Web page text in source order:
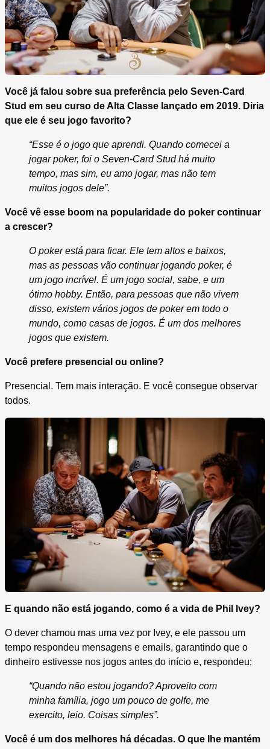
Você já falou sobre sua preferência pelo Seven-Card
Stud em seu curso de Alta Classe lançado em 2019. Diria
que ele é seu jogo favorito?
“Esse é o jogo que aprendi. Quando comecei a
jogar poker, foi o Seven-Card Stud há muito
tempo, mas sim, eu amo jogar, mas não tem
muitos jogos dele”.
Você vê esse boom na popularidade do poker continuar
a crescer?
O poker está para ficar. Ele tem altos e baixos,
mas as pessoas vão continuar jogando poker, é
um jogo incrível. É um jogo social, sabe, e um
ótimo hobby. Então, para pessoas que não vivem
disso, existem vários jogos de poker em todo o
mundo, como casas de jogos. É um dos melhores
jogos que existem.
Você prefere presencial ou online?
Presencial. Tem mais interação. E você consegue observar
todos.
E quando não está jogando, como é a vida de Phil Ivey?
O dever chamou mas uma vez por Ivey, e ele passou um
tempo respondeu mensagens e emails, garantindo que o
dinheiro estivesse nos jogos antes do início e, respondeu:
“Quando não estou jogando? Aproveito com
minha família, jogo um pouco de golfe, me
exercito, leio. Coisas simples”.
Você é um dos melhores há décadas. O que lhe mantém